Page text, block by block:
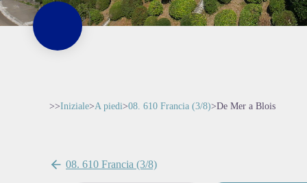
>>Iniziale>A piedi>08. 610 Francia (3/8)>De Mer a Blois
08. 610 Francia (3/8)